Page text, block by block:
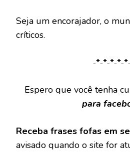
Seja um encorajador, o
críticos.
-*-*-*-*-
Espero que você tenha
para
Receba frases fofas em
avisado quando o site for